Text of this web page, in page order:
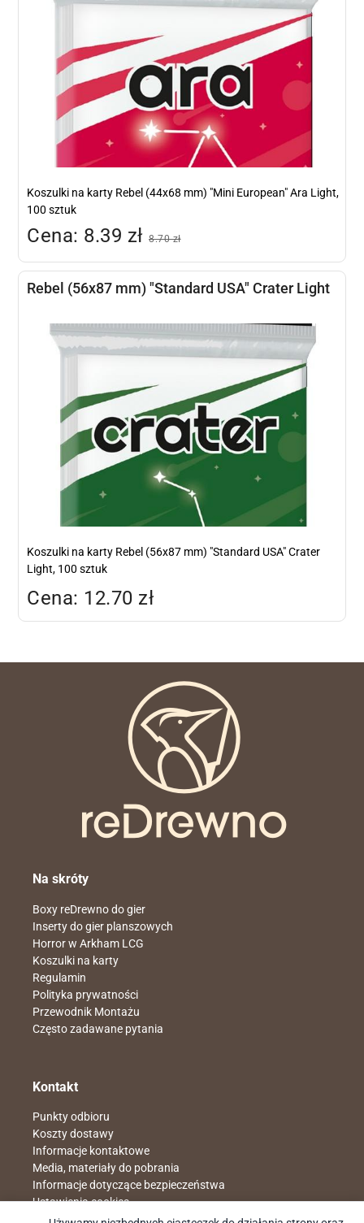
Koszulki na karty Rebel (44x68 mm) "Mini European" Ara Light,
100 sztuk
Cena: 8.39 zł 8.70 zł
Rebel (56x87 mm) "Standard USA" Crater Light
Koszulki na karty Rebel (56x87 mm) "Standard USA" Crater
Light, 100 sztuk
Cena: 12.70 zł
Na skróty
Boxy reDrewno do gier
Inserty do gier planszowych
Horror w Arkham LCG
Koszulki na karty
Regulamin
Polityka prywatności
Przewodnik Montażu
Często zadawane pytania
Kontakt
Punkty odbioru
Koszty dostawy
Informacje kontaktowe
Media, materiały do pobrania
Informacje dotyczące bezpieczeństwa
Ustawienia cookies
Napisz do nassklep@redrewno.pl